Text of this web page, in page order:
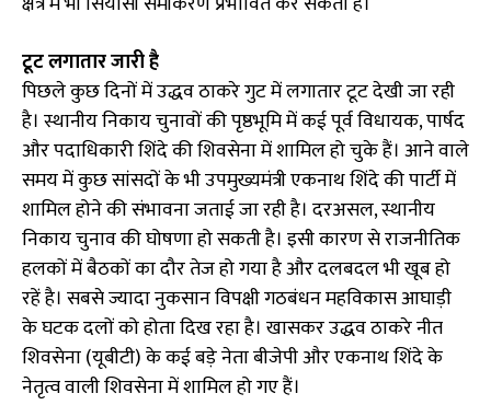
टूट लगातार जारी है
पिछले कुछ दिनों में उद्धव ठाकरे गुट में लगातार टूट देखी जा रही
है। स्थानीय निकाय चुनावों की पृष्ठभूमि में कई पूर्व विधायक, पार्षद
और पदाधिकारी शिंदे की शिवसेना में शामिल हो चुके हैं। आने वाले
समय में कुछ सांसदों के भी उपमुख्यमंत्री एकनाथ शिंदे की पार्टी में
शामिल होने की संभावना जताई जा रही है। दरअसल, स्थानीय
निकाय चुनाव की घोषणा हो सकती है। इसी कारण से राजनीतिक
हलकों में बैठकों का दौर तेज हो गया है और दलबदल भी खूब हो
रहें है। सबसे ज्यादा नुकसान विपक्षी गठबंधन महविकास आघाड़ी
के घटक दलों को होता दिख रहा है। खासकर उद्धव ठाकरे नीत
शिवसेना (यूबीटी) के कई बड़े नेता बीजेपी और एकनाथ शिंदे के
नेतृत्व वाली शिवसेना में शामिल हो गए हैं।